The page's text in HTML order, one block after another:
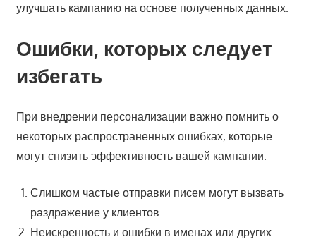
улучшать кампанию на основе полученных данных.
Ошибки, которых следует
избегать
При внедрении персонализации важно помнить о
некоторых распространенных ошибках, которые
могут снизить эффективность вашей кампании:
Слишком частые отправки писем могут вызвать
раздражение у клиентов.
Неискренность и ошибки в именах или других